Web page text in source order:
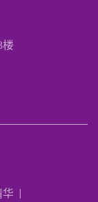
楼
华